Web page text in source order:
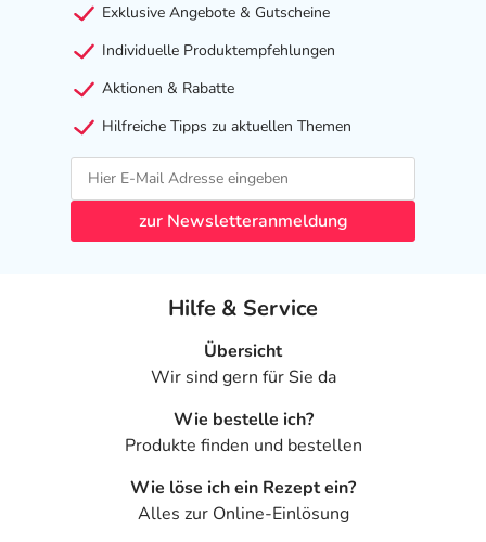
Exklusive Angebote & Gutscheine
Individuelle Produktempfehlungen
Aktionen & Rabatte
Hilfreiche Tipps zu aktuellen Themen
zur Newsletteranmeldung
Hilfe & Service
Übersicht
Wir sind gern für Sie da
Wie bestelle ich?
Produkte finden und bestellen
Wie löse ich ein Rezept ein?
Alles zur Online-Einlösung